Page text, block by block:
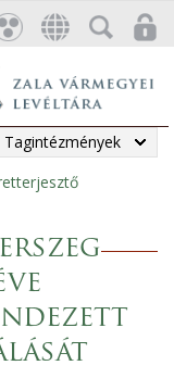
Tagintézmények